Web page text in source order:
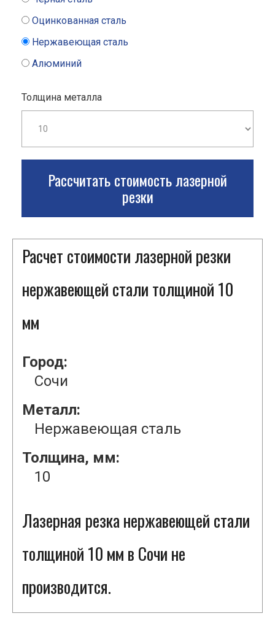
Оцинкованная сталь
Нержавеющая сталь
Алюминий
Толщина металла
Рассчитать стоимость лазерной
резки
Расчет стоимости лазерной резки
нержавеющей стали толщиной 10
мм
Город:
Сочи
Металл:
Нержавеющая сталь
Толщина, мм:
10
Лазерная резка нержавеющей стали
толщиной 10 мм в Сочи не
производится.